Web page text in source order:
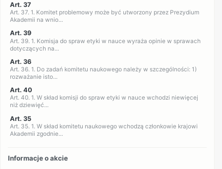
Art. 37
Art. 37. 1. Komitet problemowy może być utworzony przez Prezydium
Akademii na wnio...
Art. 39
Art. 39. 1. Komisja do spraw etyki w nauce wyraża opinie w sprawach
dotyczących na...
Art. 36
Art. 36. 1. Do zadań komitetu naukowego należy w szczególności: 1)
rozważanie isto...
Art. 40
Art. 40. 1. W skład komisji do spraw etyki w nauce wchodzi niewięcej
niż dziewięć...
Art. 35
Art. 35. 1. W skład komitetu naukowego wchodzą członkowie krajowi
Akademii zgodnie...
Informacje o akcie